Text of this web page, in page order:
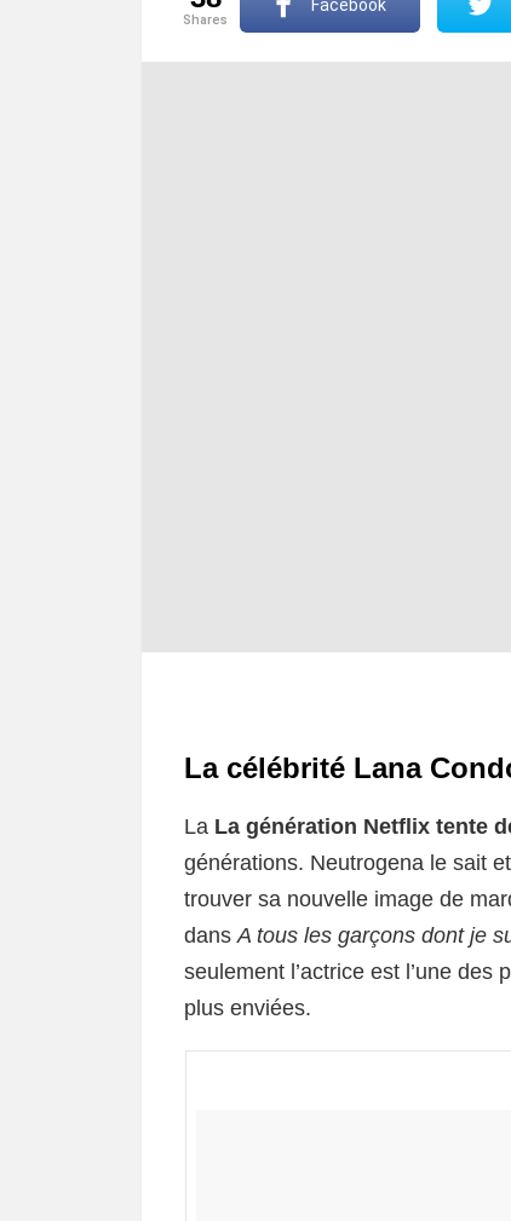
shares
Facebook
La célébrité Lana
La La génération Netflix tente
générations. Neutrogena le sait
trouver sa nouvelle image de
dansA tous les garçons dont je
seulement l’actrice est l’une des
plus enviées.